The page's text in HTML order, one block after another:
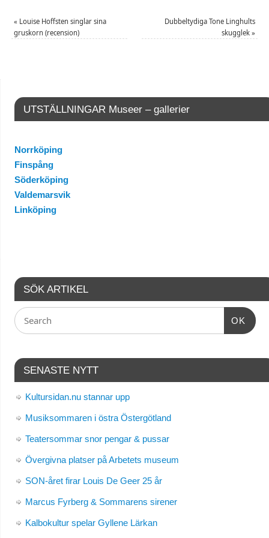
« Louise Hoffsten singlar sina
gruskorn (recension)
Dubbeltydiga Tone Linghults
skugglek»
UTSTÄLLNINGAR Museer – gallerier
Norrköping
Finspång
Söderköping
Valdemarsvik
Linköping
SÖK ARTIKEL
OK
SENASTE NYTT
Kultursidan.nu stannar upp
Musiksommaren i östra Östergötland
Teatersommar snor pengar & pussar
Övergivna platser på Arbetets museum
SON-året firar Louis De Geer 25 år
Marcus Fyrberg & Sommarens sirener
Kalbokultur spelar Gyllene Lärkan